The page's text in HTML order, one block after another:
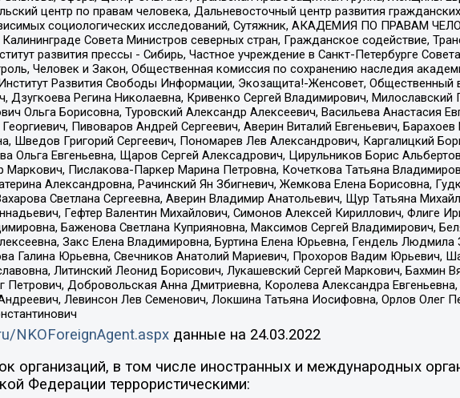
центр по правам человека, Дальневосточный центр развития
социологических исследований, Сутяжник, АКАДЕМИЯ ПО ПРАВАМ
Совета Министров северных стран, Гражданское содействие,
развития прессы - Сибирь, Частное учреждение в Санкт-Петербурге
Человек и Закон, Общественная комиссия по сохранению наследия
Развития Свободы Информации, Экозащита!-Женсовет, Общественный
Дзугкоева Регина Николаевна, Кривенко Сергей Владимирович,
Ольга Борисовна, Туровский Александр Алексеевич, Васильева Анастасия
Пивоваров Андрей Сергеевич, Аверин Виталий Евгеньевич,
Шведов Григорий Сергеевич, Пономарев Лев Александрович, Каргалицкий
Ольга Евгеньевна, Щаров Сергей Алексадрович, Цирульников Борис
Маркович, Пислакова-Паркер Марина Петровна, Кочеткова Татьяна
Александровна, Рачинский Ян Збигневич, Жемкова Елена Борисовна,
Светлана Сергеевна, Аверин Владимир Анатольевич, Щур Татьяна
Гефтер Валентин Михайлович, Симонов Алексей Кириллович, Флиге
Баженова Светлана Куприяновна, Максимов Сергей Владимирович,
Закс Елена Владимировна, Буртина Елена Юрьевна, Гендель
Галина Юрьевна, Свечников Анатолий Мариевич, Прохоров Вадим Юрьевич,
Литинский Леонид Борисович, Лукашевский Сергей Маркович, Бахмин
Петрович, Добровольская Анна Дмитриевна, Королева Александра
Левинсон Лев Семенович, Локшина Татьяна Иосифовна, Орлов Олег
NKOForeignAgent.aspxданные на 24.03.2022
организаций, в том числе иностранных и международных
Федерации террористическими: